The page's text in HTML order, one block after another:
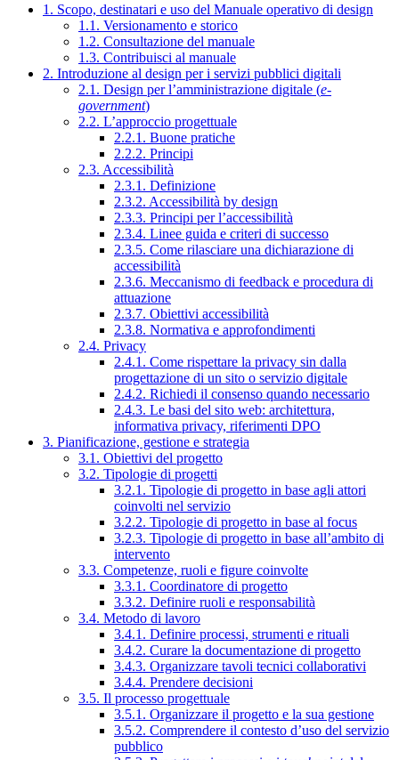
1. Scopo, destinatari e uso del Manuale operativo di design
1.1. Versionamento e storico
1.2. Consultazione del manuale
1.3. Contribuisci al manuale
2. Introduzione al design per i servizi pubblici digitali
2.1. Design per l’amministrazione digitale (e-
government)
2.2. L’approccio progettuale
2.2.1. Buone pratiche
2.2.2. Principi
2.3. Accessibilità
2.3.1. Definizione
2.3.2. Accessibilità by design
2.3.3. Principi per l’accessibilità
2.3.4. Linee guida e criteri di successo
2.3.5. Come rilasciare una dichiarazione di
accessibilità
2.3.6. Meccanismo di feedback e procedura di
attuazione
2.3.7. Obiettivi accessibilità
2.3.8. Normativa e approfondimenti
2.4. Privacy
2.4.1. Come rispettare la privacy sin dalla
progettazione di un sito o servizio digitale
2.4.2. Richiedi il consenso quando necessario
2.4.3. Le basi del sito web: architettura,
informativa privacy, riferimenti DPO
3. Pianificazione, gestione e strategia
3.1. Obiettivi del progetto
3.2. Tipologie di progetti
3.2.1. Tipologie di progetto in base agli attori
coinvolti nel servizio
3.2.2. Tipologie di progetto in base al focus
3.2.3. Tipologie di progetto in base all’ambito di
intervento
3.3. Competenze, ruoli e figure coinvolte
3.3.1. Coordinatore di progetto
3.3.2. Definire ruoli e responsabilità
3.4. Metodo di lavoro
3.4.1. Definire processi, strumenti e rituali
3.4.2. Curare la documentazione di progetto
3.4.3. Organizzare tavoli tecnici collaborativi
3.4.4. Prendere decisioni
3.5. Il processo progettuale
3.5.1. Organizzare il progetto e la sua gestione
3.5.2. Comprendere il contesto d’uso del servizio
pubblico